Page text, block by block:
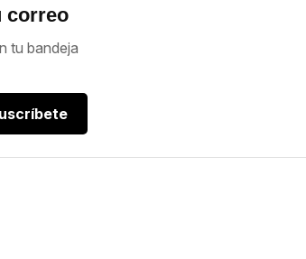
correo
tu bandeja